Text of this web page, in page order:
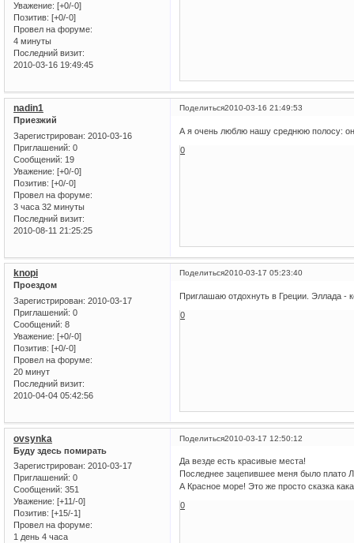
Уважение: [+0/-0]
Позитив: [+0/-0]
Провел на форуме:
4 минуты
Последний визит:
2010-03-16 19:49:45
Поделиться2010-03-16 21:49:53
nadin1
Приезжий
Зарегистрирован: 2010-03-16
Приглашений: 0
Сообщений: 19
Уважение: [+0/-0]
Позитив: [+0/-0]
Провел на форуме:
3 часа 32 минуты
Последний визит:
2010-08-11 21:25:25
А я очень люблю нашу среднюю полосу:
0
Поделиться2010-03-17 05:23:40
knopi
Проездом
Зарегистрирован: 2010-03-17
Приглашений: 0
Сообщений: 8
Уважение: [+0/-0]
Позитив: [+0/-0]
Провел на форуме:
20 минут
Последний визит:
2010-04-04 05:42:56
Приглашаю отдохнуть в Греции. Эллада -
0
Поделиться2010-03-17 12:50:12
ovsynka
Буду здесь помирать
Зарегистрирован: 2010-03-17
Приглашений: 0
Сообщений: 351
Уважение: [+11/-0]
Позитив: [+15/-1]
Провел на форуме:
1 день 4 часа
Да везде есть красивые места!
Последнее зацепившее меня было плато
А Красное море! Это же просто сказка
0